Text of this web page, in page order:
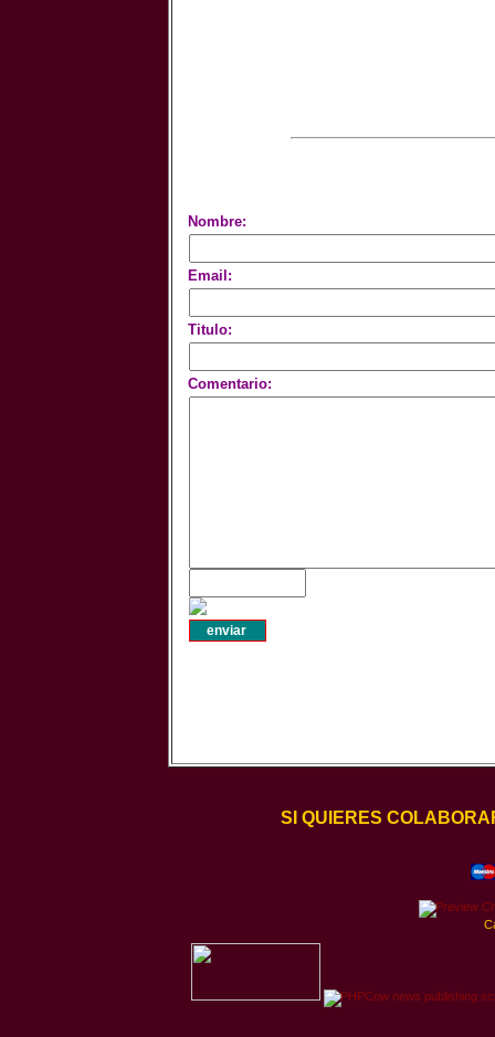
Nombre:
Email:
Titulo:
Comentario:
SI QUIERES